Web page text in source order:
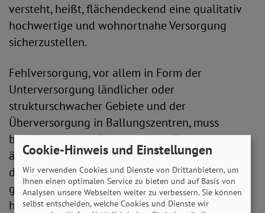
versteht, heißt, flächendeckend eine qualitativ
hochwertige und wohnortnahe Versorgung
sicherzustellen.
Fehlversorgung, vor allem in Form der
Unterversorgung ländlicher oder
strukturschwacher Gebiete und der
Überversorgung in Ballungszentren, muss
beseitigt werden. Ein ungleicher Zugang zu
ärztlicher Versorgung ist vor dem Hintergrund
des gleichen Versichertenstatus in der
gesetzlichen Krankenversicherung nicht
hinnehmbar. Erforderlich ist eine kleinräumige,
Cookie-Hinweis und Einstellungen
Wir verwenden Cookies und Dienste von Drittanbietern, um
Ihnen einen optimalen Service zu bieten und auf Basis von
Analysen unsere Webseiten weiter zu verbessern. Sie können
selbst entscheiden, welche Cookies und Dienste wir